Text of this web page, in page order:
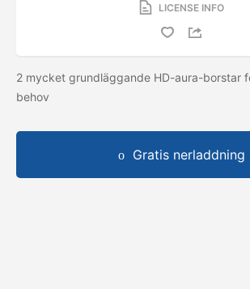
LICENSE INFO
2 mycket grundläggande HD-aura-borstar
behov
Gratis nerladdning